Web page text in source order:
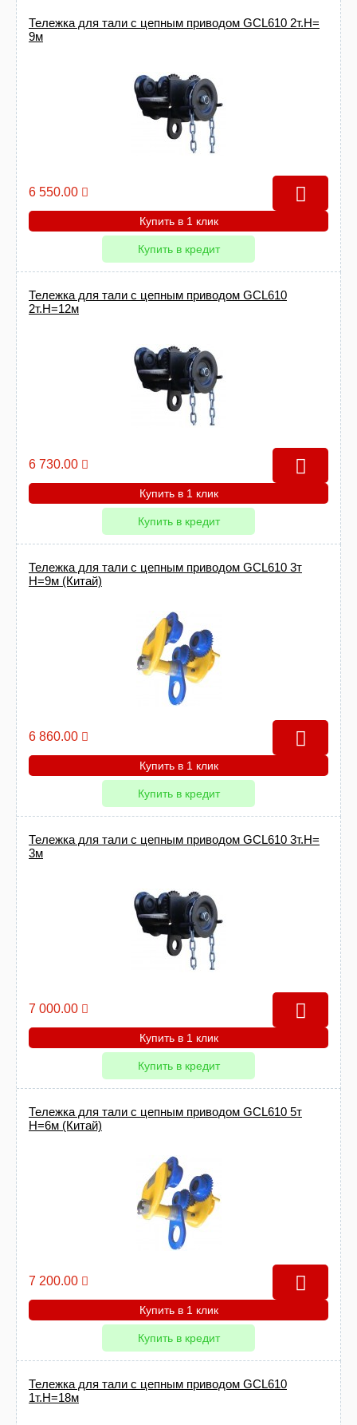
Тележка для тали с цепным приводом GCL610 2т.Н=
9м
6 550.00
Купить в 1 клик
Купить в кредит
Тележка для тали с цепным приводом GCL610
2т.Н=12м
6 730.00
Купить в 1 клик
Купить в кредит
Тележка для тали с цепным приводом GCL610 3т
Н=9м (Китай)
6 860.00
Купить в 1 клик
Купить в кредит
Тележка для тали с цепным приводом GCL610 3т.Н=
3м
7 000.00
Купить в 1 клик
Купить в кредит
Тележка для тали с цепным приводом GCL610 5т
Н=6м (Китай)
7 200.00
Купить в 1 клик
Купить в кредит
Тележка для тали с цепным приводом GCL610
1т.Н=18м